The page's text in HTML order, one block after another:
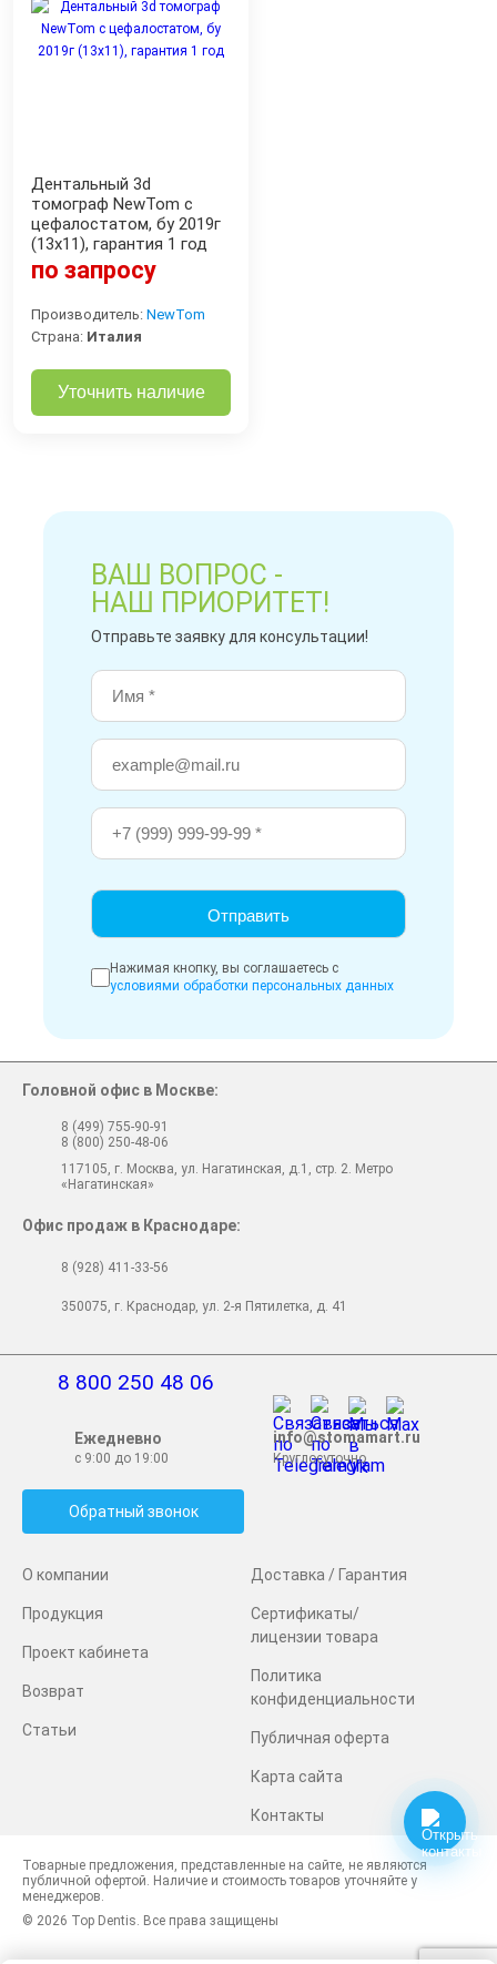
Дентальный 3d
томограф NewTom с
цефалостатом, бу 2019г
(13x11), гарантия 1 год
по запросу
Производитель: NewTom
Страна: Италия
Уточнить наличие
ВАШ ВОПРОС -
НАШ ПРИОРИТЕТ!
Отправьте заявку для консультации!
Нажимая кнопку, вы соглашаетесь с
условиями обработки персональных данных
О компании
Продукция
Проект кабинета
Возврат
Статьи
Доставка / Гарантия
Сертификаты/
лицензии товара
Политика
конфиденциальности
Публичная оферта
Карта сайта
Контакты
8 800 250 48 06
Ежедневно
с 9:00 до 19:00
info@stomamart.ru
Круглосуточно
Обратный звонок
Головной офис в Москве:
8 (499) 755-90-91
8 (800) 250-48-06
117105, г. Москва, ул. Нагатинская, д.1, стр. 2. Метро
«Нагатинская»
Офис продаж в Краснодаре:
8 (928) 411-33-56
350075, г. Краснодар, ул. 2-я Пятилетка, д. 41
© 2026 Top Dentis. Все права защищены
Товарные предложения, представленные на сайте, не являются
публичной офертой. Наличие и стоимость товаров уточняйте у
менеджеров.